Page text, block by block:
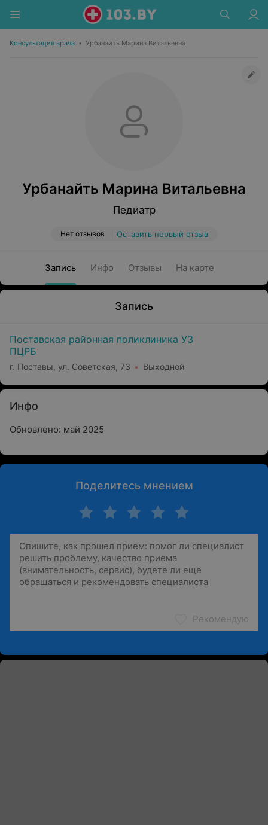
Консультация врача • Урбанайть Марина Витальевна
Урбанайть Марина Витальевна
Педиатр
Нет отзывов Оставить первый отзыв
Запись Инфо Отзывы На карте
Запись
Поставская районная поликлиника УЗ
ПЦРБ
г. Поставы, ул. Советская, 73 Выходной
Инфо
Обновлено: май 2025
Поделитесь мнением
Рекомендую